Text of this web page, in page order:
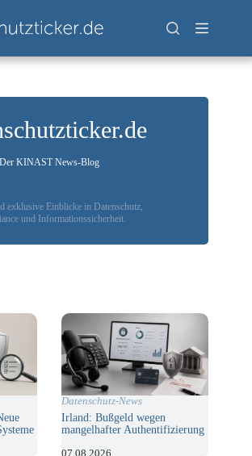
Der KINAST News-Blog
exklusive Einblicke in Datenschutz,
und Informationssicherheit.
Datenschutz-News
Irland: Bußgeld wegen
mangelhafter Authentifizierung
07.08.2026